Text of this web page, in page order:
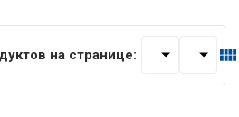
на странице: